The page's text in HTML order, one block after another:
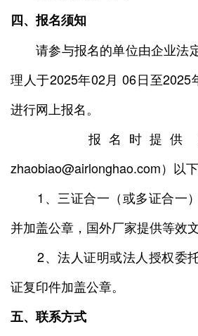
四、报名须知
请参与报名的单位由企业法
理人于2025年02月 06日至2025
进行网上报名。
报名时提供（
zhaobiao@airlonghao.com）以
1、三证合一（或多证合一
并加盖公章，国外厂家提供等效文
2、法人证明或法人授权委
证复印件加盖公章。
五、联系方式